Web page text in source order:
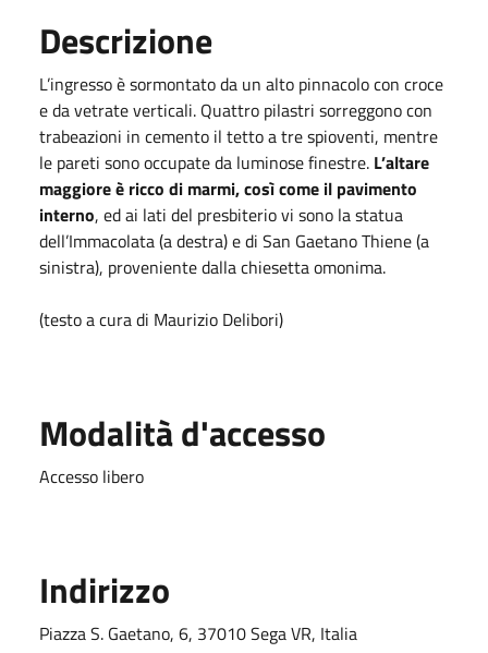
Descrizione
L’ingresso è sormontato da un alto pinnacolo con croce
e da vetrate verticali. Quattro pilastri sorreggono con
trabeazioni in cemento il tetto a tre spioventi, mentre
le pareti sono occupate da luminose finestre. L’altare
maggiore è ricco di marmi, così come il pavimento
interno, ed ai lati del presbiterio vi sono la statua
dell’Immacolata (a destra) e di San Gaetano Thiene (a
sinistra), proveniente dalla chiesetta omonima.
(testo a cura di Maurizio Delibori)
Modalità d'accesso
Accesso libero
Indirizzo
Piazza S. Gaetano, 6, 37010 Sega VR, Italia